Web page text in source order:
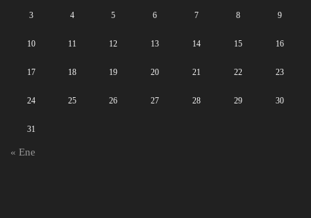
3 4 5 6 7 8 9
10 11 12 13 14 15 16
17 18 19 20 21 22 23
24 25 26 27 28 29 30
31
« Ene